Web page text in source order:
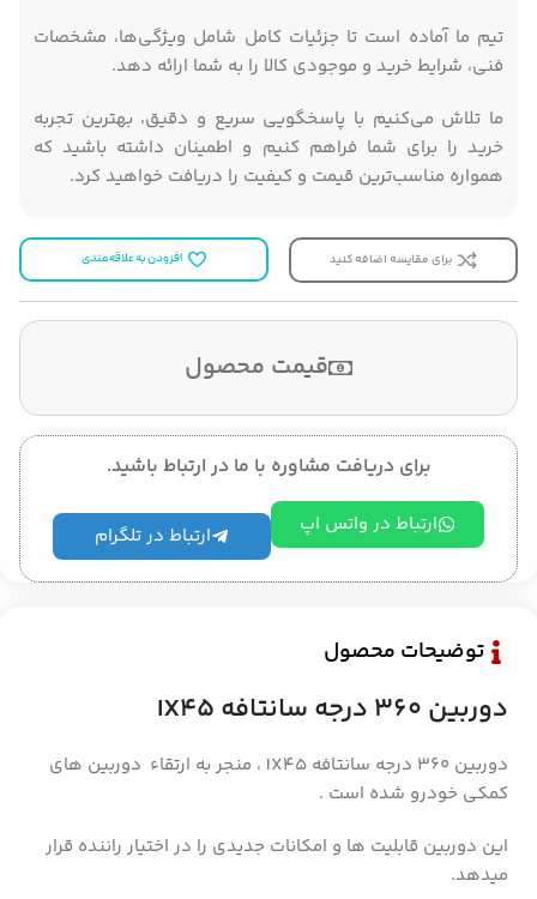
تیم ما آماده است تا جزئیات کامل شامل ویژگی‌ها، مشخصات
فنی، شرایط خرید و موجودی کالا را به شما ارائه دهد.
ما تلاش می‌کنیم با پاسخگویی سریع و دقیق، بهترین تجربه
خرید را برای شما فراهم کنیم و اطمینان داشته باشید که
همواره مناسب‌ترین قیمت و کیفیت را دریافت خواهید کرد.
برای مقایسه اضافه کنید افزودن به علاقه مندی
قیمت محصول
برای دریافت مشاوره با ما در ارتباط باشید.
ارتباط در واتس اپ ارتباط در تلگرام
توضیحات محصول
دوربین 360 درجه سانتافه IX45
دوربین 360 درجه سانتافه IX45 ، منجر به ارتقاء دوربین های
کمکی خودرو شده است .
این دوربین قابلیت ها و امکانات جدیدی را در اختیار راننده قرار
میدهد.